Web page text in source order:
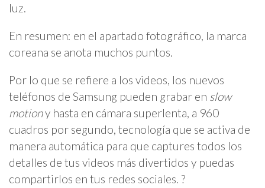
luz.
En resumen: en el apartado fotográfico, la marca
coreana se anota muchos puntos.
Por lo que se refiere a los videos, los nuevos
teléfonos de Samsung pueden grabar en slow
motiony hasta en cámara superlenta, a 960
cuadros por segundo, tecnología que se activa de
manera automática para que captures todos los
detalles de tus videos más divertidos y puedas
compartirlos en tus redes sociales. ?